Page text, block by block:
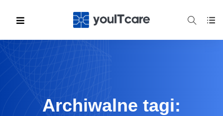
Archiwalne tagi: